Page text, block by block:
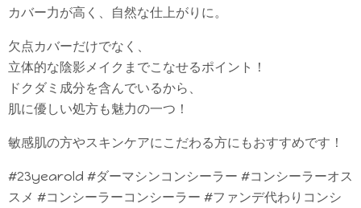
カバー力が高く、自然な仕上がりに。
欠点カバーだけでなく、
立体的な陰影メイクまでこなせるポイント！
ドクダミ成分を含んでいるから、
肌に優しい処方も魅力の一つ！
敏感肌の方やスキンケアにこだわる方にもおすすめです！
#23yearold #ダーマシンコンシーラー #コンシーラーオス
スメ #コンシーラーコンシーラー #ファンデ代わりコンシ